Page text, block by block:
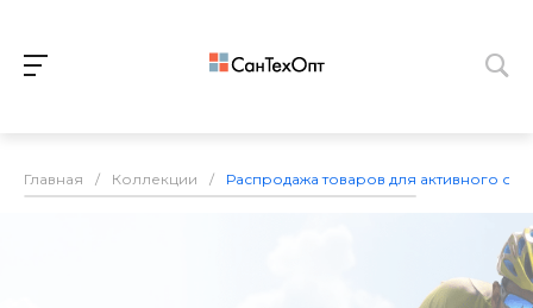
Главная / Коллекции / Распродажа товаров для активного